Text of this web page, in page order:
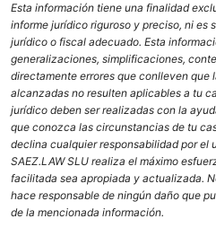
Esta información tiene una finalidad
informe jurídico riguroso y preciso, ni es
jurídico o fiscal adecuado. Esta
generalizaciones, simplificaciones,
directamente errores que conlleven que
alcanzadas no resulten aplicables a tu
jurídico deben ser realizadas con la
que conozca las circunstancias de tu
declina cualquier responsabilidad por el
SAEZ.LAW SLU realiza el máximo
facilitada sea apropiada y actualizada.
hace responsable de ningún daño que
de la mencionada información.